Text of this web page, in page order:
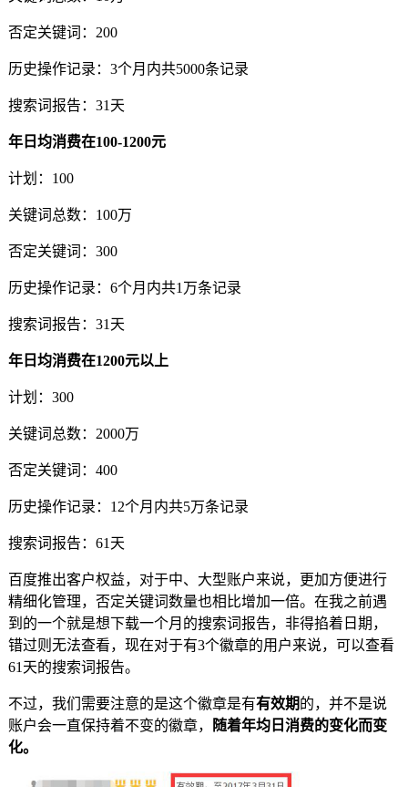
否定关键词：200
历史操作记录：3个月内共5000条记录
搜索词报告：31天
年日均消费在100-1200元
计划：100
关键词总数：100万
否定关键词：300
历史操作记录：6个月内共1万条记录
搜索词报告：31天
年日均消费在1200元以上
计划：300
关键词总数：2000万
否定关键词：400
历史操作记录：12个月内共5万条记录
搜索词报告：61天
百度推出客户权益，对于中、大型账户来说，更加方便进行
精细化管理，否定关键词数量也相比增加一倍。在我之前遇
到的一个就是想下载一个月的搜索词报告，非得掐着日期，
错过则无法查看，现在对于有3个徽章的用户来说，可以查看
61天的搜索词报告。
不过，我们需要注意的是这个徽章是有有效期的，并不是说
账户会一直保持着不变的徽章，
随着年均日消费的变化而变
化。